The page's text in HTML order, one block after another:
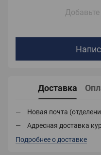
Доставка
Новая почта
Адресная доставка
Подробнее о доставке